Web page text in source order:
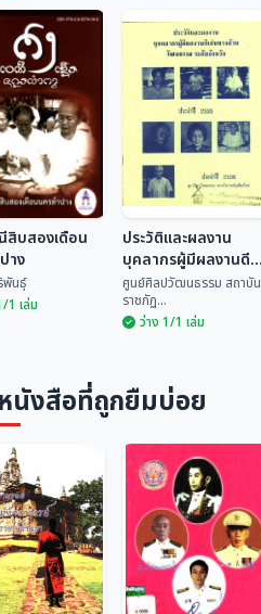
ศิริพันธุ์
สิบสองเดือน
าง
พันธุ์
1 เล่ม
วัฒนธรรม ระดับ
จังหวัด ประจำปี 2535
ศูนย์ศิลปวัฒนธรรม
สถ...
ประวัติและผลงาน
บุคลากรผู้มีผลงานดี
เด่นทางด้านวัฒนธรรม
ระดับจังหวัด ประจำปี
2535
ศูนย์ศิลปวัฒนธรรม สถาบัน
ราชภัฏ...
ว่าง 1/1 เล่ม
หนังสือที่ถูกยืมบ่อย